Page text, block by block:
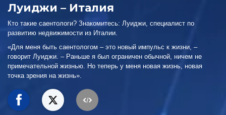
Луиджи – Италия
Кто такие саентологи? Знакомитесь: Луиджи, специалист по
развитию недвижимости из Италии.
«Для меня быть саентологом – это новый импульс к жизни, –
говорит Луиджи. – Раньше я был ограничен обычной, ничем не
примечательной жизнью. Но теперь у меня новая жизнь, новая
точка зрения на жизнь».